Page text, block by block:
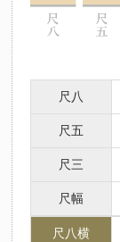
尺八
尺五
尺三
尺幅
尺八横